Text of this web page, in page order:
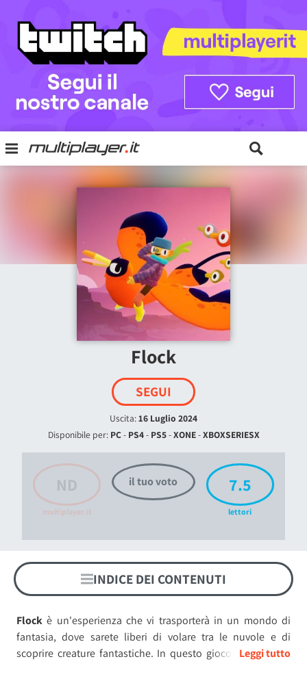
Flock
SEGUI
Uscita:16 Luglio 2024
Disponibile per: PC- PS4- PS5-XONE-XBOXSERIESX
ND
multiplayer.it
il tuo voto 7.5
lettori
INDICE DEI CONTENUTI
Flock è un'esperienza che vi trasporterà in un mondo di
fantasia, dove sarete liberi di volare tra le nuvole e di
scoprire creature fantastiche. In questo gioco cooperativo